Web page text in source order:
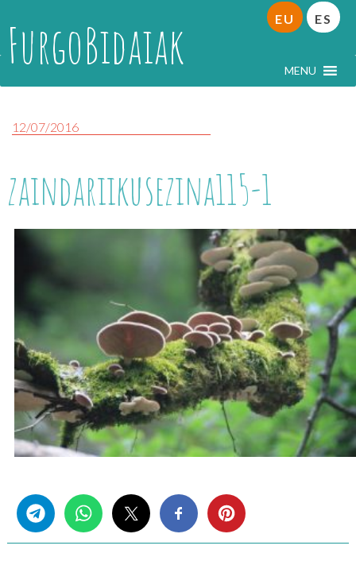
FurgoBidaiak MENU
EU ES
12/07/2016
zaindariikusezina115-1